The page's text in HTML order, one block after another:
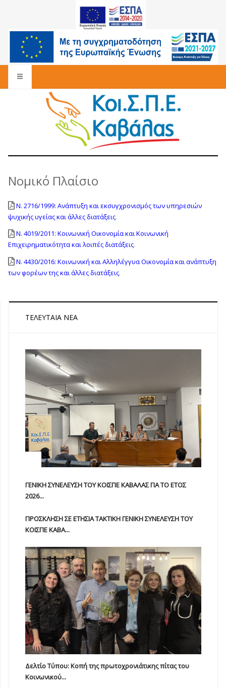
Νομικό Πλαίσιο
N. 2716/1999: Ανάπτυξη και εκσυγχρονισμός των υπηρεσιών
ψυχικής υγείας και άλλες διατάξεις.
Ν. 4019/2011: Κοινωνική Οικονομία και Κοινωνική
Επιχειρηματικότητα και λοιπές διατάξεις.
Ν. 4430/2016: Κοινωνική και Αλληλέγγυα Οικονομία και ανάπτυξη
των φορέων της και άλλες διατάξεις.
ΤΕΛΕΥΤΑΊΑ ΝΈΑ
ΓΕΝΙΚΗ ΣΥΝΕΛΕΥΣΗ ΤΟΥ ΚΟΙΣΠΕ ΚΑΒΑΛΑΣ ΓΙΑ ΤΟ ΕΤΟΣ
2026...
ΠΡΟΣΚΛΗΣΗ ΣΕ ΕΤΗΣΙΑ TAKTIKH ΓΕΝΙΚΗ ΣΥΝΕΛΕΥΣΗ ΤΟΥ
ΚΟΙΣΠΕ ΚΑΒΑ...
Δελτίο Τύπου: Κοπή της πρωτοχρονιάτικης πίτας του
Κοινωνικού...